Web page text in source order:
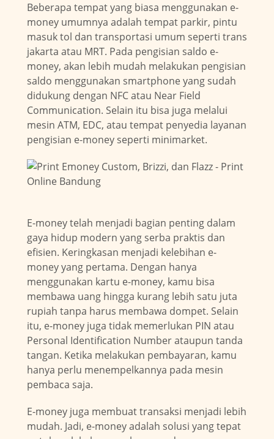
Beberapa tempat yang biasa menggunakan e-
money umumnya adalah tempat parkir, pintu
masuk tol dan transportasi umum seperti trans
jakarta atau MRT. Pada pengisian saldo e-
money, akan lebih mudah melakukan pengisian
saldo menggunakan smartphone yang sudah
didukung dengan NFC atau Near Field
Communication. Selain itu bisa juga melalui
mesin ATM, EDC, atau tempat penyedia layanan
pengisian e-money seperti minimarket.
E-money telah menjadi bagian penting dalam
gaya hidup modern yang serba praktis dan
efisien. Keringkasan menjadi kelebihan e-
money yang pertama. Dengan hanya
menggunakan kartu e-money, kamu bisa
membawa uang hingga kurang lebih satu juta
rupiah tanpa harus membawa dompet. Selain
itu, e-money juga tidak memerlukan PIN atau
Personal Identification Number ataupun tanda
tangan. Ketika melakukan pembayaran, kamu
hanya perlu menempelkannya pada mesin
pembaca saja.
E-money juga membuat transaksi menjadi lebih
mudah. Jadi, e-money adalah solusi yang tepat